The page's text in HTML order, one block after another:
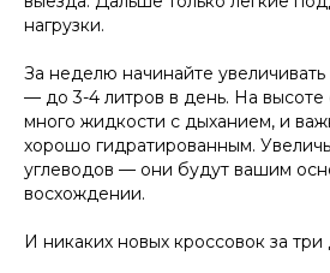
нагрузки.
За неделю начинайте
— до 3-4 литров в день. На высоте
много жидкости с дыханием, и
хорошо гидратированным.
углеводов — они будут вашим
восхождении.
И никаких новых кроссовок за